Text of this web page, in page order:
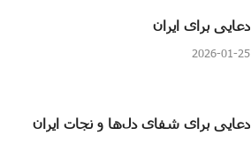
دعایی برای ایران
2026-01-25
دعایی برای شفای دل‌ها و نجات ایران